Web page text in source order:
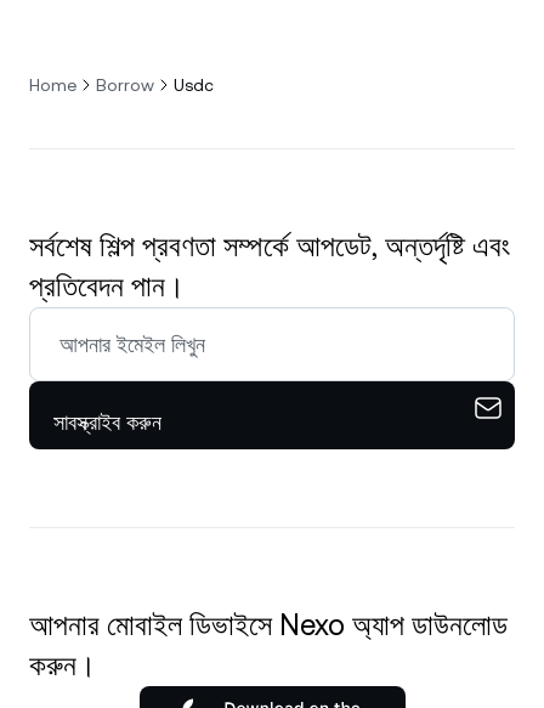
Home Borrow Usdc
সর্বশেষ শিল্প প্রবণতা সম্পর্কে আপডেট, অন্তর্দৃষ্টি এবং
প্রতিবেদন পান।
সাবস্ক্রাইব করুন
আপনার মোবাইল ডিভাইসে Nexo অ্যাপ ডাউনলোড
করুন।